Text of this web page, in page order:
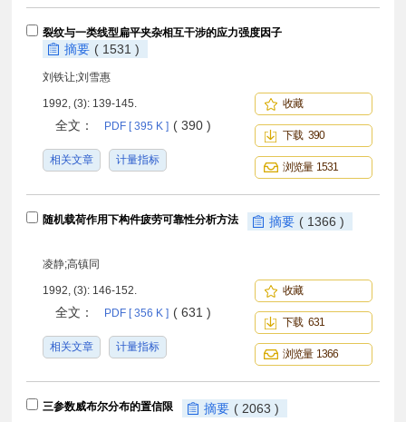
裂纹与一类线型扁平夹杂相互干涉的应力强度因子
摘要 ( 1531 )
刘铁让;刘雪惠
1992, (3): 139-145.
全文： PDF [ 395 K ] ( 390 )
相关文章 计量指标
收藏
下载 390
浏览量 1531
随机载荷作用下构件疲劳可靠性分析方法 摘要 ( 1366 )
凌静;高镇同
1992, (3): 146-152.
全文： PDF [ 356 K ] ( 631 )
相关文章 计量指标
收藏
下载 631
浏览量 1366
三参数威布尔分布的置信限 摘要 ( 2063 )